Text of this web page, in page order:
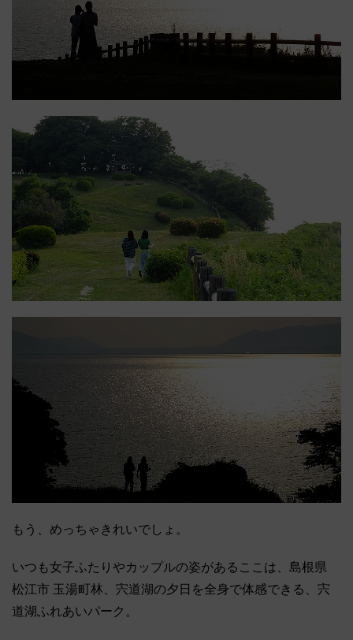
もう、めっちゃきれいでしょ。
いつも女子ふたりやカップルの姿があるここは、島根県
松江市 玉湯町林、宍道湖の夕日を全身で体感できる、宍
道湖ふれあいパーク。